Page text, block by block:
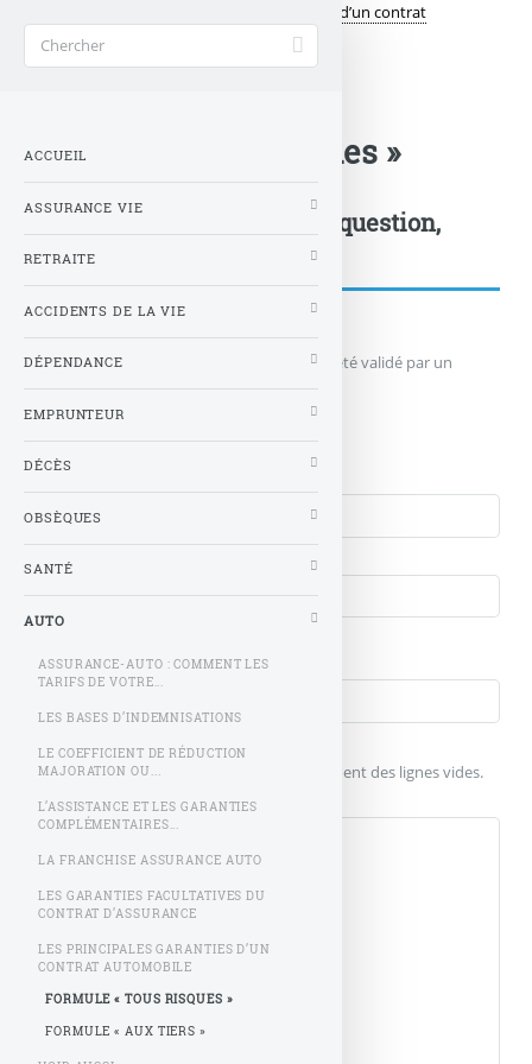
Les principales garanties d’un contrat
Formule « tous risques »
Postez votre commentaire, question,
remarque...
Votre message n'apparaîtra qu'après avoir été validé par un
administrateur du site.
Qui êtes-vous ?
Nom
Courriel (non publié)
Votre message
Pour créer des paragraphes, laissez simplement des lignes vides.
ACCUEIL
ASSURANCE VIE
RETRAITE
ACCIDENTS DE LA VIE
DÉPENDANCE
EMPRUNTEUR
DÉCÈS
OBSÈQUES
SANTÉ
AUTO
ASSURANCE-AUTO : COMMENT LES
TARIFS DE VOTRE...
LES BASES D’INDEMNISATIONS
LE COEFFICIENT DE RÉDUCTION
MAJORATION OU...
L’ASSISTANCE ET LES GARANTIES
COMPLÉMENTAIRES...
LA FRANCHISE ASSURANCE AUTO
LES GARANTIES FACULTATIVES DU
CONTRAT D’ASSURANCE
LES PRINCIPALES GARANTIES D’UN
CONTRAT AUTOMOBILE
FORMULE « TOUS RISQUES »
FORMULE « AUX TIERS »